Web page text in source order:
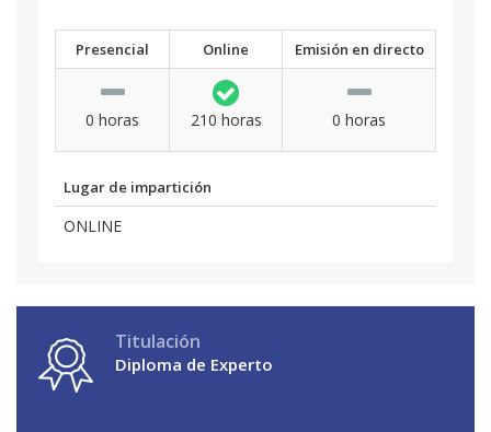
Presencial Online Emisión en directo
0 horas 210 horas 0 horas
Lugar de impartición
ONLINE
Titulación
Diploma de Experto